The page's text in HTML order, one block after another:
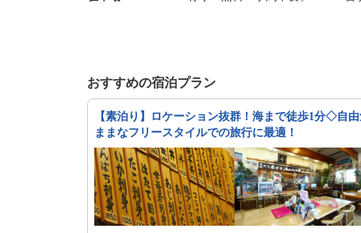
おすすめの宿泊プラン
【素泊り】ロケーション抜群！海まで徒歩1分◇自
ままなフリースタイルでの旅行に最適！